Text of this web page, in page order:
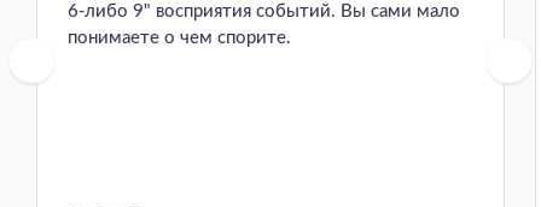
6-либо 9" восприятия событий. Вы сами мало
понимаете о чем спорите.